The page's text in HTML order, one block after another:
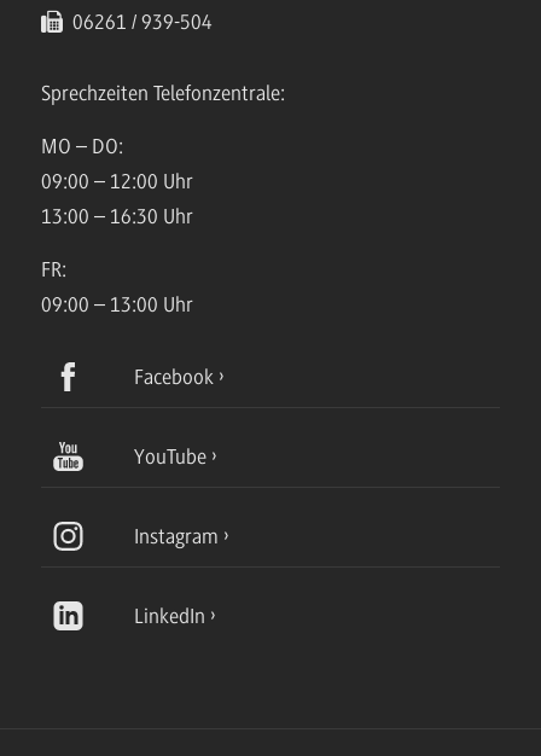
06261 / 939-504
Sprechzeiten Telefonzentrale:
MO – DO:
09:00 – 12:00 Uhr
13:00 – 16:30 Uhr
FR:
09:00 – 13:00 Uhr
Facebook
YouTube
Instagram
LinkedIn